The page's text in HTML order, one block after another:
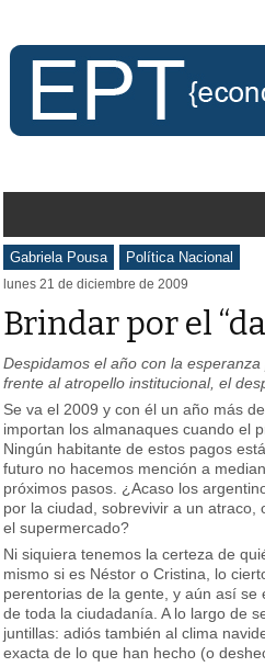
Gabriela Pousa Política Nacional
lunes 21 de diciembre de 2009
Brindar por el
Despidamos el año con la
frente al atropello institucional, el
Se va el 2009 y con él un año más
importan los almanaques cuando el
Ningún habitante de estos pagos
futuro no hacemos mención a
próximos pasos. ¿Acaso los
por la ciudad, sobrevivir a un
el supermercado?
Ni siquiera tenemos la certeza de
mismo si es Néstor o Cristina, lo
perentorias de la gente, y aún así
de toda la ciudadanía. A lo largo de
juntillas: adiós también al clima
exacta de lo que han hecho (o